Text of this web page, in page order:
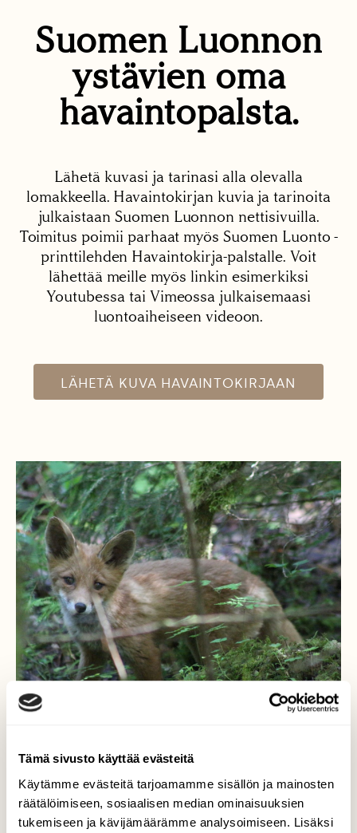
Tämä sivusto käyttää evästeitä
Käytämme evästeitä tarjoamamme sisällön ja mainosten
räätälöimiseen, sosiaalisen median ominaisuuksien
tukemiseen ja kävijämäärämme analysoimiseen. Lisäksi
Suomen Luonnon
ystävien oma
havaintopalsta.
Lähetä kuvasi ja tarinasi alla olevalla
lomakkeella. Havaintokirjan kuvia ja tarinoita
julkaistaan Suomen Luonnon nettisivuilla.
Toimitus poimii parhaat myös Suomen Luonto -
printtilehden Havaintokirja-palstalle. Voit
lähettää meille myös linkin esimerkiksi
Youtubessa tai Vimeossa julkaisemaasi
luontoaiheiseen videoon.
LÄHETÄ KUVA HAVAINTOKIRJAAN
Kettu repolainen
Juhannuspäivänä 2014 kiertelin Hervannassa